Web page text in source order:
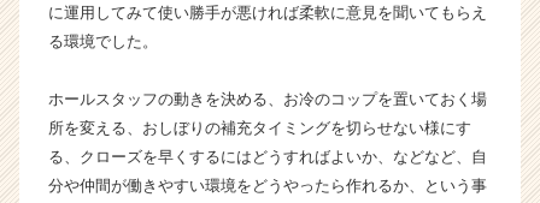
就
イ
チ
ア
キ
に運用してみて使い勝手が悪ければ柔軟に意見を聞いてもらえ
る環境でした。
ホールスタッフの動きを決める、お冷のコップを置いておく場
所を変える、おしぼりの補充タイミングを切らせない様にす
る、クローズを早くするにはどうすればよいか、などなど、自
分や仲間が働きやすい環境をどうやったら作れるか、という事